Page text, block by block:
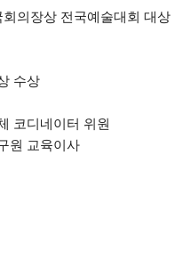
의장상 전국예술대회 대상
수상
코디네이터 위원
원 교육이사